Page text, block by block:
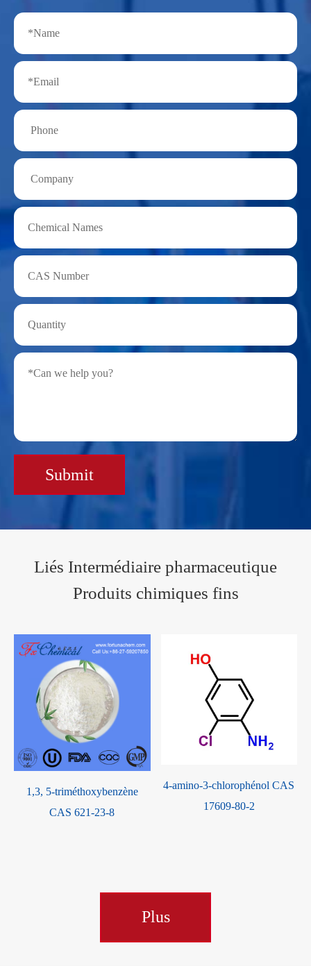
Submit
Liés Intermédiaire pharmaceutique
Produits chimiques fins
1,3, 5-triméthoxybenzène
CAS 621-23-8
4-amino-3-chlorophénol CAS
17609-80-2
Plus